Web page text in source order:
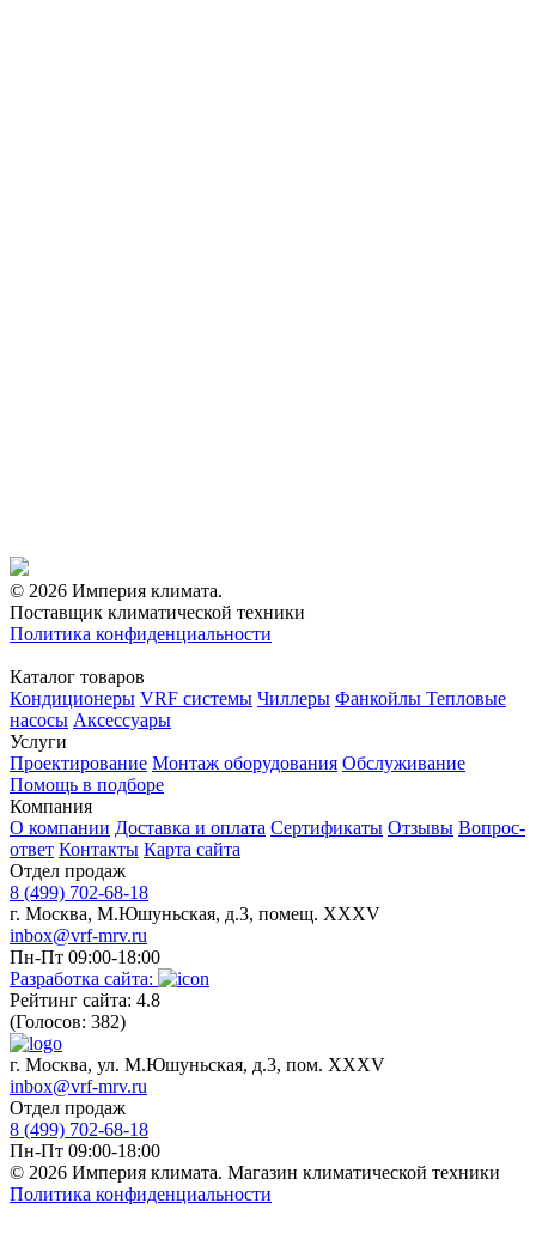
© 2026 Империя климата.
Поставщик климатической техники
Политика конфиденциальности
Каталог товаров
Кондиционеры VRF системы Чиллеры Фанкойлы Тепловые
насосы Аксессуары
Услуги
Проектирование Монтаж оборудования Обслуживание
Помощь в подборе
Компания
О компании Доставка и оплата Сертификаты Отзывы Вопрос-
ответ Контакты Карта сайта
Отдел продаж
8 (499) 702-68-18
г. Москва, М.Юшуньская, д.3, помещ. XXXV
inbox@vrf-mrv.ru
Пн-Пт 09:00-18:00
Разработка сайта:
Рейтинг сайта: 4.8
(Голосов: 382)
г. Москва, ул. М.Юшуньская, д.3, пом. XXXV
inbox@vrf-mrv.ru
Отдел продаж
8 (499) 702-68-18
Пн-Пт 09:00-18:00
© 2026 Империя климата. Магазин климатической техники
Политика конфиденциальности